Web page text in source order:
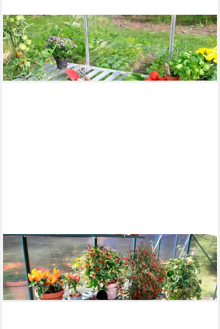
VITAVIA
Pflanztisch, BxTxH: 120x56x81 cm
119,90 € UVP129,90 €
-8%
lieferbar - in 6-8 Werktagen bei dir
VITAVIA
Pflanztisch, BxTxH: 120x56x81 cm
134,13 € UVP149,90 €
-11%
lieferbar - in 6-8 Werktagen bei dir